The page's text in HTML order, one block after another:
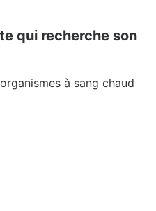
qui recherche son
à sang chaud